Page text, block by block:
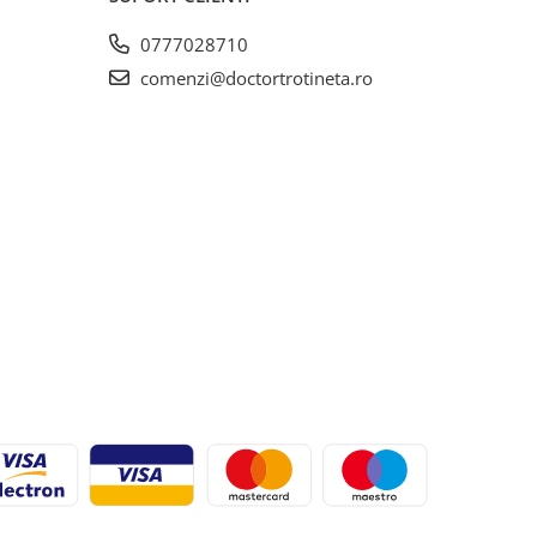
0777028710
comenzi@doctortrotineta.ro